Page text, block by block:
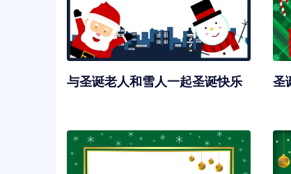
与圣诞老人和雪人一起圣诞快乐 圣